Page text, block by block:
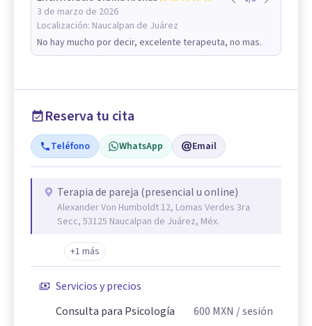
3 de marzo de 2026
Localización: Naucalpan de Juárez
No hay mucho por decir, excelente terapeuta, no mas.
Reserva tu cita
Teléfono WhatsApp Email
Terapia de pareja (presencial u online)
Alexander Von Humboldt 12, Lomas Verdes 3ra
Secc, 53125 Naucalpan de Juárez, Méx.
+1 más
Servicios y precios
Consulta para Psicología
600 MXN / sesión